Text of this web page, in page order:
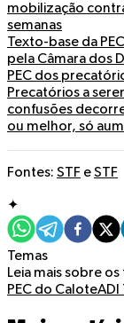
mobilização
semanas
Texto-base da
pela Câmara dos
PEC dos
Precatórios a
confusões
ou melhor, só
Fontes: STF eSTF
✦
Temas
Leia mais sobre
PEC do CaloteADI